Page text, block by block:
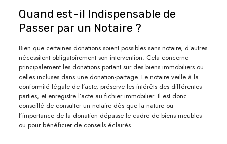
Quand est-il Indispensable de
Passer par un Notaire ?
Bien que certaines donations soient possibles sans notaire, d’autres
nécessitent obligatoirement son intervention. Cela concerne
principalement les donations portant sur des biens immobiliers ou
celles incluses dans une donation-partage. Le notaire veille à la
conformité légale de l’acte, préserve les intérêts des différentes
parties, et enregistre l’acte au fichier immobilier. Il est donc
conseillé de consulter un notaire dès que la nature ou
l’importance de la donation dépasse le cadre de biens meubles
ou pour bénéficier de conseils éclairés.